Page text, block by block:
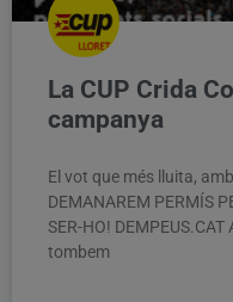
La CUP Crida
campanya
El vot que més lluita,
DEMANAREM PERMÍS
SER-HO!
tombem